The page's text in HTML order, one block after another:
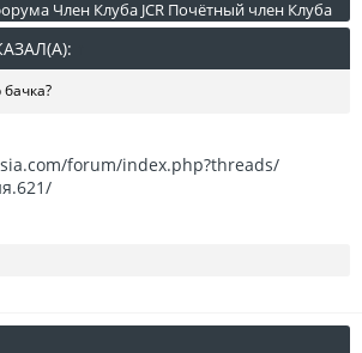
Член Клуба JCR Почётный член Клуба
forum/index.php?threads/